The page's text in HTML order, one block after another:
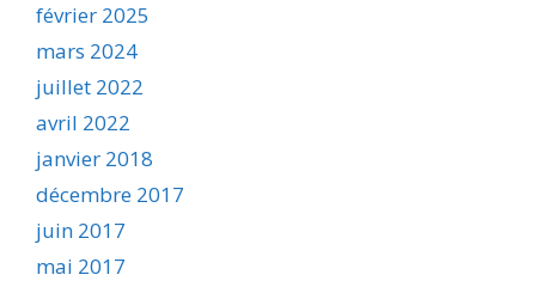
février 2025
mars 2024
juillet 2022
avril 2022
janvier 2018
décembre 2017
juin 2017
mai 2017